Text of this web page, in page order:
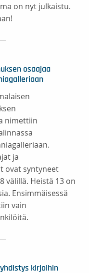
on nyt julkaistu.
osaajaa
nimettiin
ja
ovat syntyneet
välillä. Heistä 13 on
Ensimmäisessä
vain
kirjoihin